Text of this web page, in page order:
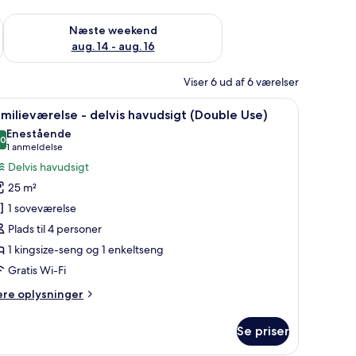
aug. 7 - aug. 9
Næste weekend
aug. 14 - aug. 16
Tjek tilgængelighed for næste weekend aug. 14 - aug. 16
Viser 6 ud af 6 værelser
gardiner.ophængt på væggen, et vindue med gardiner og udsigt over byen.
Et soveværelse med en stor seng, en
5 - delvis havudsigt (Double Use)
ud af 10
Enestående
1 anmeldelse
(1
anmeldelse)
Delvis havudsigt
25 m²
1 soveværelse
Plads til 4 personer
1 kingsize-seng og 1 enkeltseng
Gratis Wi-Fi
oplysninger
Se priser